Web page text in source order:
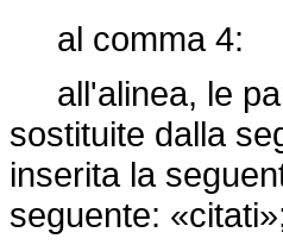
al comma 4:
all'alinea, le
sostituite dalla
inserita la
seguente: